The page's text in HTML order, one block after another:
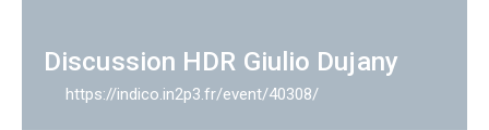
Discussion HDR Giulio Dujany
https://indico.in2p3.fr/event/40308/